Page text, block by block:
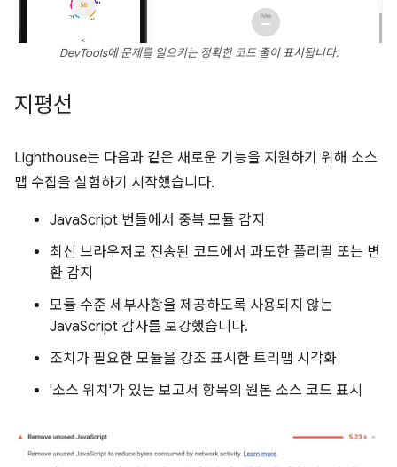
DevTools에 문제를 일으키는 정확한 코드 줄이 표시됩니다.
지평선
Lighthouse는 다음과 같은 새로운 기능을 지원하기 위해 소스
맵 수집을 실험하기 시작했습니다.
JavaScript 번들에서 중복 모듈 감지
최신 브라우저로 전송된 코드에서 과도한 폴리필 또는 변
환 감지
모듈 수준 세부사항을 제공하도록 사용되지 않는
JavaScript 감사를 보강했습니다.
조치가 필요한 모듈을 강조 표시한 트리맵 시각화
'소스 위치'가 있는 보고서 항목의 원본 소스 코드 표시